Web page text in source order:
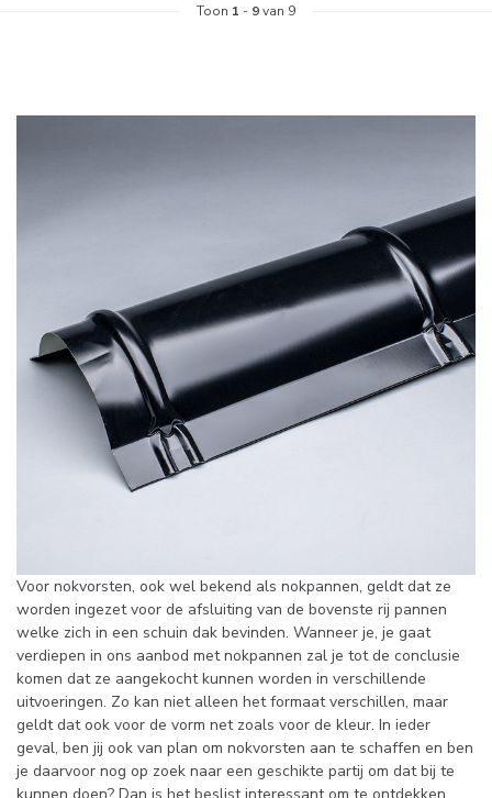
Toon 1 - 9van 9
Voor nokvorsten, ook wel bekend als nokpannen, geldt dat ze
worden ingezet voor de afsluiting van de bovenste rij pannen
welke zich in een schuin dak bevinden. Wanneer je, je gaat
verdiepen in ons aanbod met nokpannen zal je tot de conclusie
komen dat ze aangekocht kunnen worden in verschillende
uitvoeringen. Zo kan niet alleen het formaat verschillen, maar
geldt dat ook voor de vorm net zoals voor de kleur. In ieder
geval, ben jij ook van plan om nokvorsten aan te schaffen en ben
je daarvoor nog op zoek naar een geschikte partij om dat bij te